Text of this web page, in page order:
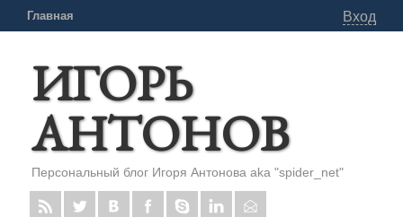
Главная Вход
ИГОРЬ
АНТОНОВ
Персональный блог Игоря Антонова aka "spider_net"